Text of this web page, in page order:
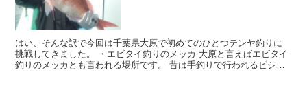
はい、そんな訳で今回は千葉県大原で初めてのひとつテンヤ釣りに
挑戦してきました。 ・エビタイ釣りのメッカ 大原と言えばエビタイ
釣りのメッカとも言われる場所です。 昔は手釣りで行われるビシマ